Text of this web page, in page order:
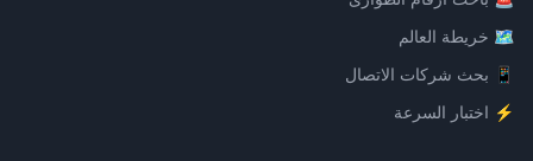
🗺️ خريطة العالم
📱 بحث شركات الاتصال
⚡ اختبار السرعة